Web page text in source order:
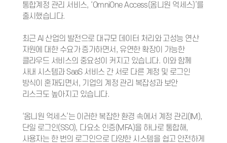
통합계정 관리 서비스, ‘OmniOne Access(옴니원 억세스)’를
출시했습니다.
최근 AI 산업의 발전으로 대규모 데이터 처리와 고성능 연산
자원에 대한 수요가 증가하면서, 유연한 확장이 가능한
클라우드 서비스의 중요성이 커지고 있습니다. 이와 함께
사내 시스템과 SaaS 서비스 간 서로 다른 계정 및 로그인
방식이 혼재되면서, 기업의 계정 관리 복잡성과 보안
리스크도 높아지고 있습니다.
‘옴니원 억세스’는 이러한 복잡한 환경 속에서 계정 관리(IM),
단일 로그인(SSO), 다요소 인증(MFA)을 하나로 통합해,
사용자는 한 번의 로그인으로 다양한 시스템을 쉽고 안전하게